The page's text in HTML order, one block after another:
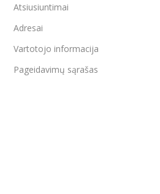
Atsiusiuntimai
Adresai
Vartotojo informacija
Pageidavimų sąrašas